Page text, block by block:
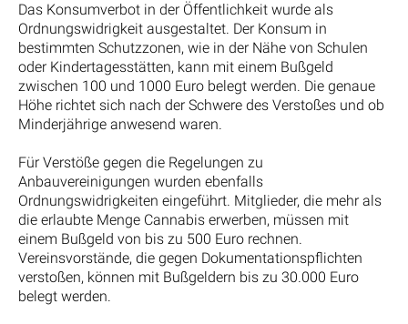
Das Konsumverbot in der Öffentlichkeit wurde als
Ordnungswidrigkeit ausgestaltet. Der Konsum in
bestimmten Schutzzonen, wie in der Nähe von Schulen
oder Kindertagesstätten, kann mit einem Bußgeld
zwischen 100 und 1000 Euro belegt werden. Die genaue
Höhe richtet sich nach der Schwere des Verstoßes und ob
Minderjährige anwesend waren.
Für Verstöße gegen die Regelungen zu
Anbauvereinigungen wurden ebenfalls
Ordnungswidrigkeiten eingeführt. Mitglieder, die mehr als
die erlaubte Menge Cannabis erwerben, müssen mit
einem Bußgeld von bis zu 500 Euro rechnen.
Vereinsvorstände, die gegen Dokumentationspflichten
verstoßen, können mit Bußgeldern bis zu 30.000 Euro
belegt werden.